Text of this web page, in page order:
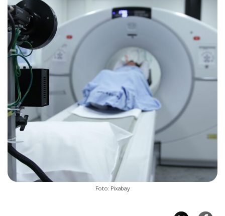
Foto: Pixabay